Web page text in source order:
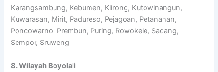
Karangsambung, Kebumen, Klirong, Kutowinangun,
Kuwarasan, Mirit, Padureso, Pejagoan, Petanahan,
Poncowarno, Prembun, Puring, Rowokele, Sadang,
Sempor, Sruweng
8. Wilayah Boyolali